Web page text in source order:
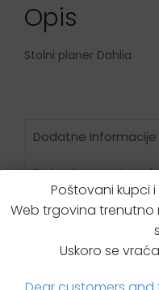
Opis
Stolni planer Dahlia
Dodatne informacije
Brzi upit za
Poštovani kupci
Web trgovina
Uskoro se